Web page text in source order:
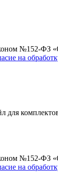
№152-ФЗ
на
для
№152-ФЗ
на